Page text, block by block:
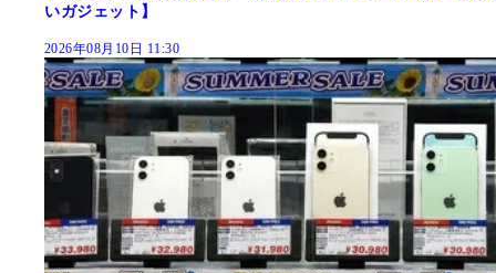
いガジェット】
2026年08月10日 11:30